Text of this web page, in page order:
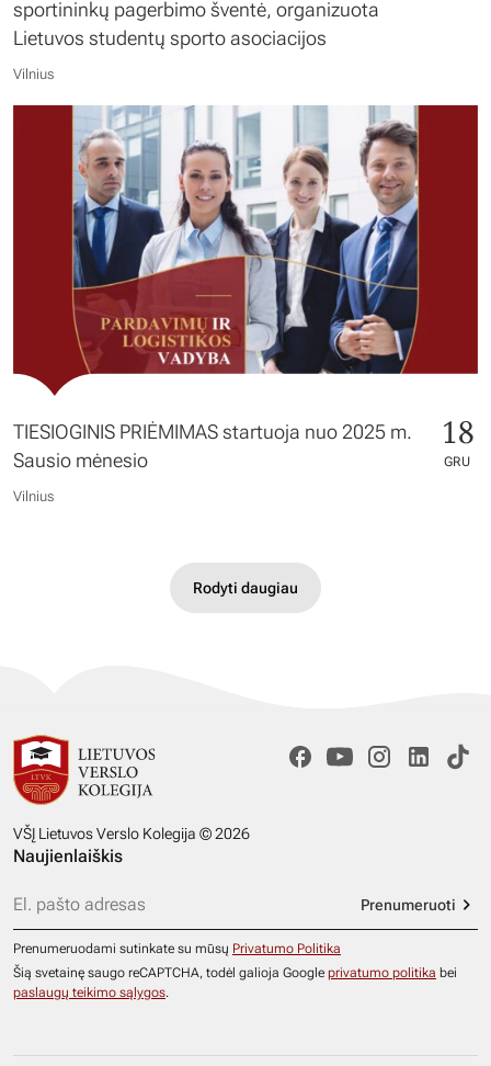
sportininkų pagerbimo šventė, organizuota
Lietuvos studentų sporto asociacijos
Vilnius
TIESIOGINIS PRIĖMIMAS startuoja nuo 2025 m.
Sausio mėnesio
18
GRU
Vilnius
Rodyti daugiau
VŠĮ Lietuvos Verslo Kolegija © 2026
Naujienlaiškis
Prenumeruoti
Prenumeruodami sutinkate su mūsų Privatumo Politika
Šią svetainę saugo reCAPTCHA, todėl galioja Google privatumo politika bei
paslaugų teikimo sąlygos.